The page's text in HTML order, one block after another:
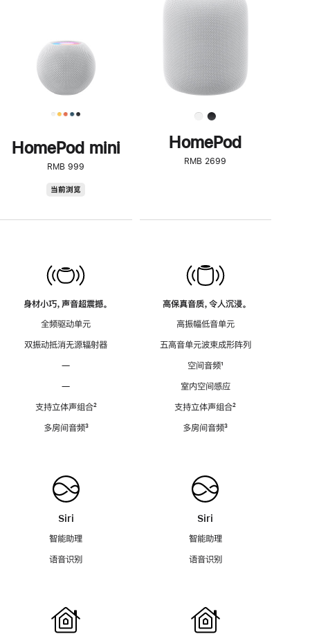
HomePod mini
RMB 999
当前浏览
身材小巧，声音超震撼。
全频驱动单元
双振动抵消无源辐射器
—
—
支持立体声组合脚
²
多房间音频脚
³
Siri
智能助理
语音识别
了
解
HomePod<
HomePod
RMB 2699
高保真音质，令人沉浸。
高振幅低音单元
五高音单元波束成形阵列
空间音频脚
¹
室内空间感应
支持立体声组合脚
²
多房间音频脚
³
Siri
智能助理
语音识别